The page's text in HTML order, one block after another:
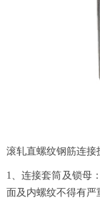
滚轧直螺纹钢筋连接
1、连接套筒及锁母
面及内螺纹不得有严